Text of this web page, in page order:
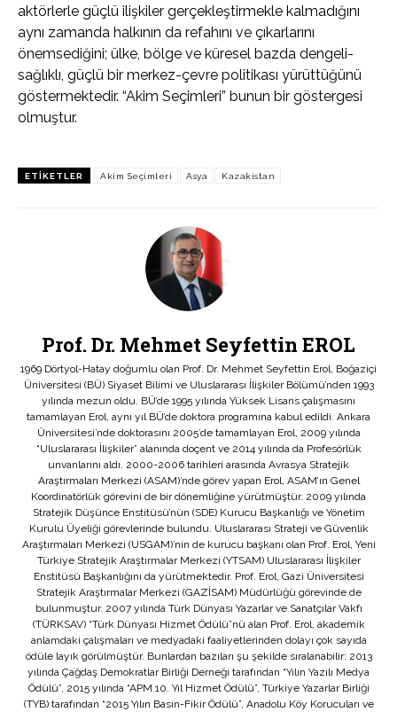
aktörlerle güçlü ilişkiler gerçekleştirmekle kalmadığını
aynı zamanda halkının da refahını ve çıkarlarını
önemsediğini; ülke, bölge ve küresel bazda dengeli-
sağlıklı, güçlü bir merkez-çevre politikası yürüttüğünü
göstermektedir. “Akim Seçimleri” bunun bir göstergesi
olmuştur.
ETIKETLER Akim Seçimleri Asya Kazakistan
Prof. Dr. Mehmet Seyfettin EROL
1969 Dörtyol-Hatay doğumlu olan Prof. Dr. Mehmet Seyfettin Erol, Boğaziçi
Üniversitesi (BÜ) Siyaset Bilimi ve Uluslararası İlişkiler Bölümü’nden 1993
yılında mezun oldu. BÜ’de 1995 yılında Yüksek Lisans çalışmasını
tamamlayan Erol, aynı yıl BÜ’de doktora programına kabul edildi. Ankara
Üniversitesi’nde doktorasını 2005’de tamamlayan Erol, 2009 yılında
“Uluslararası İlişkiler” alanında doçent ve 2014 yılında da Profesörlük
unvanlarını aldı. 2000-2006 tarihleri arasında Avrasya Stratejik
Araştırmaları Merkezi (ASAM)’nde görev yapan Erol, ASAM’ın Genel
Koordinatörlük görevini de bir dönemliğine yürütmüştür. 2009 yılında
Stratejik Düşünce Enstitüsü’nün (SDE) Kurucu Başkanlığı ve Yönetim
Kurulu Üyeliği görevlerinde bulundu. Uluslararası Strateji ve Güvenlik
Araştırmaları Merkezi (USGAM)’nin de kurucu başkanı olan Prof. Erol, Yeni
Türkiye Stratejik Araştırmalar Merkezi (YTSAM) Uluslararası İlişkiler
Enstitüsü Başkanlığını da yürütmektedir. Prof. Erol, Gazi Üniversitesi
Stratejik Araştırmalar Merkezi (GAZİSAM) Müdürlüğü görevinde de
bulunmuştur. 2007 yılında Türk Dünyası Yazarlar ve Sanatçılar Vakfı
(TÜRKSAV) “Türk Dünyası Hizmet Ödülü”nü alan Prof. Erol, akademik
anlamdaki çalışmaları ve medyadaki faaliyetlerinden dolayı çok sayıda
ödüle layık görülmüştür. Bunlardan bazıları şu şekilde sıralanabilir: 2013
yılında Çağdaş Demokratlar Birliği Derneği tarafından “Yılın Yazılı Medya
Ödülü”, 2015 yılında “APM 10. Yıl Hizmet Ödülü”, Türkiye Yazarlar Birliği
(TYB) tarafından “2015 Yılın Basın-Fikir Ödülü”, Anadolu Köy Korucuları ve